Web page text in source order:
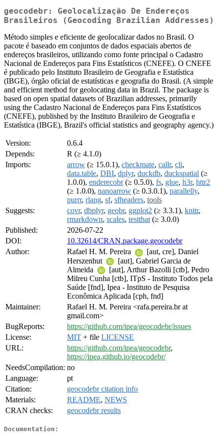
geocodebr: Geolocalização De Endereços
Brasileiros (Geocoding Brazilian Addresses)
Método simples e eficiente de geolocalizar dados no Brasil. O
pacote é baseado em conjuntos de dados espaciais abertos de
endereços brasileiros, utilizando como fonte principal o Cadastro
Nacional de Endereços para Fins Estatísticos (CNEFE). O CNEFE
é publicado pelo Instituto Brasileiro de Geografia e Estatística
(IBGE), órgão oficial de estatísticas e geografia do Brasil. (A simple
and efficient method for geolocating data in Brazil. The package is
based on open spatial datasets of Brazilian addresses, primarily
using the Cadastro Nacional de Endereços para Fins Estatísticos
(CNEFE), published by the Instituto Brasileiro de Geografia e
Estatística (IBGE), Brazil's official statistics and geography agency.)
Version:
0.6.4
Depends:
R (≥ 4.1.0)
Imports:
arrow (≥ 15.0.1), checkmate, callr, cli,
data.table, DBI, dplyr, duckdb, duckspatial (≥
1.0.0), enderecobr(≥ 0.5.0), fs, glue, h3r, httr2
(≥ 1.0.0), nanoarrow (≥ 0.3.0.1), parallelly,
purrr, rlang, sf, sfheaders, tools
Suggests:
covr, dbplyr, geobr, ggplot2 (≥ 3.3.1), knitr,
rmarkdown, scales, testthat (≥ 3.0.0)
Published:
2026-07-22
DOI:
10.32614/CRAN.package.geocodebr
Author:
Rafael H. M. Pereira
[aut, cre], Daniel
Herszenhut
[aut], Gabriel Garcia de
Almeida
[aut], Arthur Bazolli [ctb], Pedro
Milreu Cunha [ctb], ITpS - Instituto Todos pela
Saúde [fnd], Ipea - Instituto de Pesquisa
Econômica Aplicada [cph, fnd]
Maintainer:
Rafael H. M. Pereira <rafa.pereira.br at
gmail.com>
BugReports:
https://github.com/ipea/geocodebr/issues
License:
MIT + file LICENSE
URL:
https://github.com/ipea/geocodebr,
https://ipea.github.io/geocodebr/
NeedsCompilation: no
Language:
pt
Citation:
geocodebr citation info
Materials:
README, NEWS
CRAN checks:
geocodebr results
Documentation: